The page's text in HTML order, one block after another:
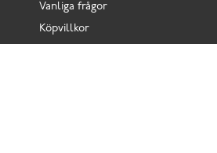
Vanliga frågor
Köpvillkor